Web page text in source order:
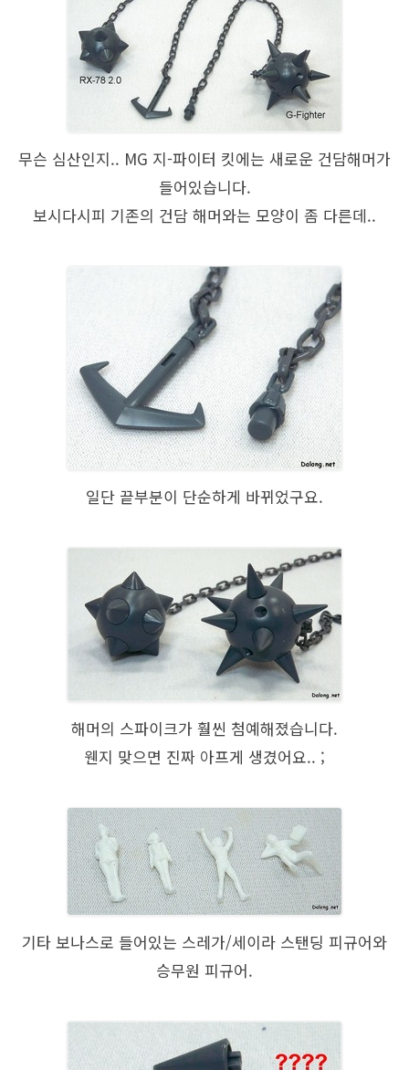
무슨 심산인지.. MG 지-파이터 킷에는 새로운 건담해머가
들어있습니다.
보시다시피 기존의 건담 해머와는 모양이 좀 다른데..
일단 끝부분이 단순하게 바뀌었구요.
해머의 스파이크가 훨씬 첨예해졌습니다.
웬지 맞으면 진짜 아프게 생겼어요.. ;
기타 보나스로 들어있는 스레가/세이라 스탠딩 피규어와
승무원 피규어.